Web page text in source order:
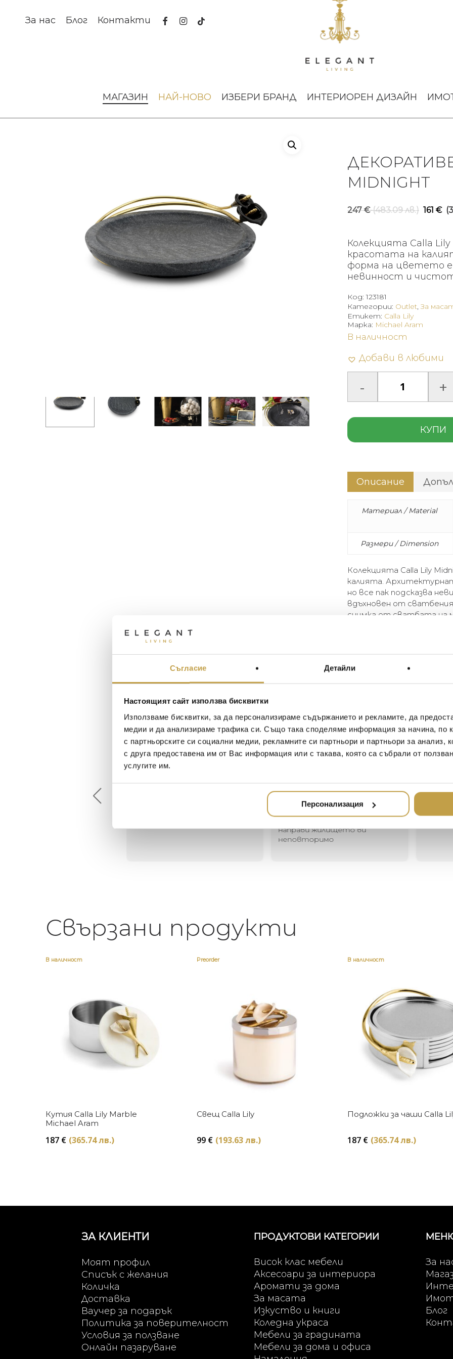
Съгласие Детайли
Настоящият сайт използва бисквитки
Използваме бисквитки, за да персонализираме съдържанието и рекламите, да
медии и да анализираме трафика си. Също така споделяме информация за начина, по
с партньорските си социални медии, рекламните си партньори и партньори за анализ,
с друга предоставена им от Вас информация или с такава, която са събрали от
услугите им.
Персонализация
За нас Блог Контакти facebookinstagram
tiktok
МАГАЗИН НАЙ-НОВО ИЗБЕРИ БРАНД ИНТЕРИОРЕН ДИЗАЙН
MIDNIGHT
247€ (483.09 лв.)
лв.).
161 €
Колекцията Calla
красотата на
форма на цветето е
невинност и
Код:123181
Категории: Outlet,За
Етикет: Calla Lily
В наличност
Добави в любими
КУПИ
Марка: Michael Aram
Описание
Материал / Material
Размери / Dimension
Колекцията Calla Lily
калията.
но все пак подсказва
вдъхновен от
снимка от сватбата на
цветята са наситено
креативност, мъдрост,
The Calla Lily Midnight
flower. The architectural,
suggests innocence and
bouquet as seen in
Calla Lily Midnight
representing creativity,
Георги Питов
Един магазин за красив и
елегантен дом. В него ще
намерите всичко, което ще
направи жилището ви
неповторимо
Най-
за
Свързани продукти
В наличност
Купи
Кутия Calla Lily Marble
Michael Aram
187 € (365.74 лв.)
Preorder
Свещ Calla Lily
99 € (193.63 лв.)
В наличност
Купи
Подложки за чаши Calla
187 € (365.74 лв.)
ЗА КЛИЕНТИ
Моят профил
Списък с желания
Количка
Доставка
Ваучер за подарък
Политика за поверителност
Условия за ползване
Онлайн пазаруване
ПРОДУКТОВИ КАТЕГОРИИ
Висок клас мебели
Аксесоари за интериора
Аромати за дома
За масата
Изкуство и книги
Коледна украса
Мебели за градината
Мебели за дома и офиса
За
Блог